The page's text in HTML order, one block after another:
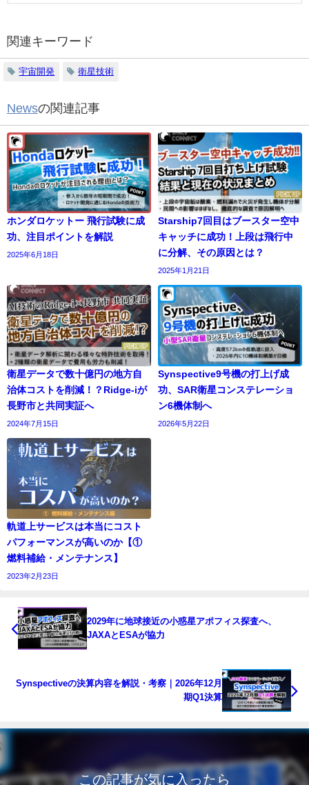
関連キーワード
宇宙開発 衛星技術
Newsの関連記事
ホンダロケットー 飛行試験に成
功、注目ポイントを解説
2025年6月18日
Starship7回目はブースター空中
キャッチに成功！上段は飛行中
に分解、その原因とは？
2025年1月21日
衛星データで数十億円の地方自
治体コストを削減！？Ridge-iが
長野市と共同実証へ
2024年7月15日
Synspective9号機の打上げ成
功、SAR衛星コンステレーショ
ン6機体制へ
2026年5月22日
軌道上サービスは本当にコスト
パフォーマンスが高いのか【①
燃料補給・メンテナンス】
2023年2月23日
2029年に地球接近の小惑星アポフィス探査へ、
JAXAとESAが協力
Synspectiveの決算内容を解説・考察｜2026年12月
期Q1決算
この記事が気に入ったら